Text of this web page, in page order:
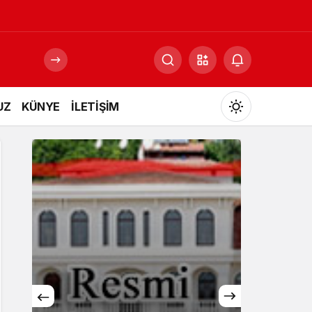
KÜNYE İLETİŞİM
Mod
değiştir
Gündüz Modu
Gece Modu
Gece modunu seçin.